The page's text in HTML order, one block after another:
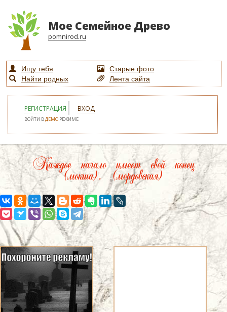
Мое Семейное Древо
pomnirod.ru
Ищу тебя
Старые фото
Найти родных
Лента сайта
РЕГИСТРАЦИЯ ВХОД
ВОЙТИ ВДЕМО РЕЖИМЕ
Каждое начало имеет свой конец
(мокша). (мордовская)